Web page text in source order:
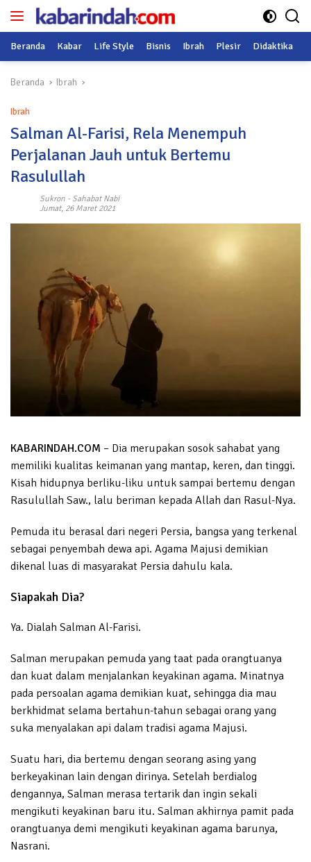
Langsung
Beranda Kabar Life Style Bisnis Ibrah Plesir Didaktika
Beranda Ibrah
Ibrah
Salman Al-Farisi, Rela Menempuh
Perjalanan Jauh untuk Bertemu
Rasulullah
Sukron - Sahabat Nabi
Jumat, 26 Maret 2021
KABARINDAH.COM – Dia merupakan sosok sahabat yang
memiliki kualitas keimanan yang mantap, keren, dan tinggi.
Kisah hidupnya berliku-liku untuk sampai bertemu dengan
Rasulullah Saw., lalu beriman kepada Allah dan Rasul-Nya.
Pemuda itu berasal dari negeri Persia, bangsa yang terkenal
sebagai penyembah dewa api. Agama Majusi demikian
dikenal luas di masyarakat Persia dahulu kala.
Siapakah Dia?
Ya. Dialah Salman Al-Farisi.
Salman merupakan pemuda yang taat pada orangtuanya
dan kuat dalam menjalankan keyakinan agama. Minatnya
pada persoalan agama demikian kuat, sehingga dia mau
berkhidmat selama bertahun-tahun sebagai orang yang
suka menyalakan api dalam tradisi agama Majusi.
Suatu hari, dia bertemu dengan seorang asing yang
berkeyakinan lain dengan dirinya. Setelah berdialog
dengannya, Salman merasa tertarik dan ingin sekali
mengikuti keyakinan baru itu. Salman akhirnya pamit pada
orangtuanya demi mengikuti keyakinan agama barunya,
Nasrani.